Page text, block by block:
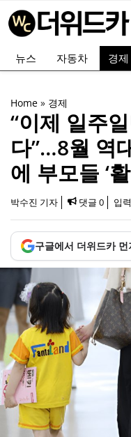
텐
뉴스 자동차 경제
Home » 경제
“이제 일주
다”…8월 역
에 부모들 ‘
박수진 기자 댓글 0 입력
구글에서 더위드카 먼